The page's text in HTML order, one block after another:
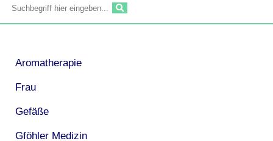
Aromatherapie
Frau
Gefäße
Gföhler Medizin